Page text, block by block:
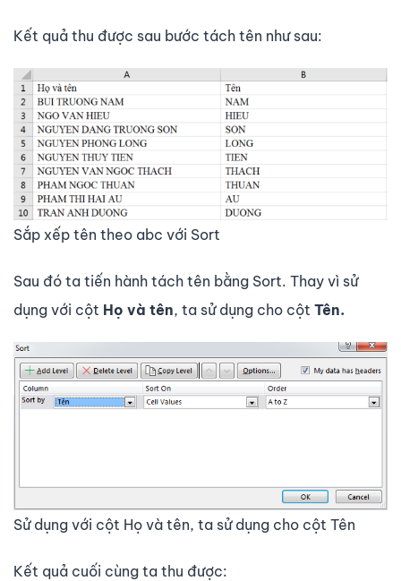
Kết quả thu được sau bước tách tên như sau:
Sắp xếp tên theo abc với Sort
Sau đó ta tiến hành tách tên bằng Sort. Thay vì sử
dụng với cột Họ và tên, ta sử dụng cho cột Tên.
Sử dụng với cột Họ và tên, ta sử dụng cho cột Tên
Kết quả cuối cùng ta thu được: